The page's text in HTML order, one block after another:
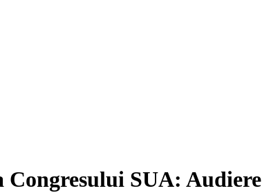
Congresului SUA: Audiere